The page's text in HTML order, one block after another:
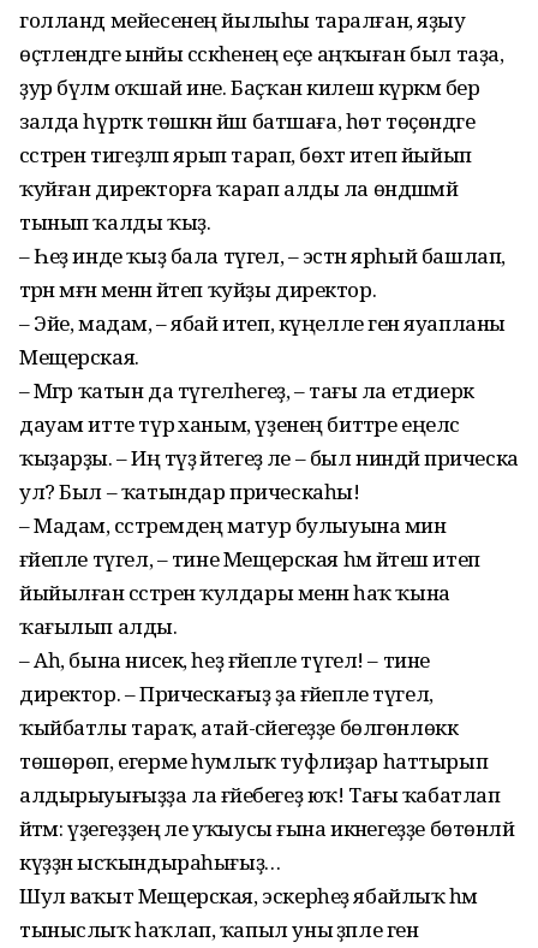
голланд мейесенең йылыһы таралған, яҙыу
өҫтәлендәге ынйы сәскәһенең еҫе аңҡыған был таҙа,
ҙур бүлмә оҡшай ине. Баҫҡан килеш күркәм бер
залда һүрәткә төшкән йәш батшаға, һөт төҫөндәге
сәстәрен тигеҙләп ярып тарап, бөхтә итеп йыйып
ҡуйған директорға ҡарап алды ла өндәшмәй
тынып ҡалды ҡыҙ.
– Һеҙ инде ҡыҙ бала түгел, – эстән ярһый башлап,
тәрән мәғәнә менән әйтеп ҡуйҙы директор.
– Эйе, мадам, – ябай итеп, күңелле генә яуапланы
Мещерская.
– Мәгәр ҡатын да түгелһегеҙ, – тағы ла етдиерәк
дауам итте түрә ханым, үҙенең биттәре еңелсә
ҡыҙарҙы. – Иң тәүҙә әйтегеҙ әле – был ниндәй прическа
ул? Был – ҡатындар прическаһы!
– Мадам, сәстәремдең матур булыуына мин
ғәйепле түгел, – тине Мещерская һәм йәтеш итеп
йыйылған сәстәренә ҡулдары менән һаҡ ҡына
ҡағылып алды.
– Аһ, бына нисек, һеҙ ғәйепле түгел! – тине
директор. – Прическағыҙ ҙа ғәйепле түгел,
ҡыйбатлы тараҡ, атай-әсәйегеҙҙе бөлгөнлөккә
төшөрөп, егерме һумлыҡ туфлиҙар һаттырып
алдырыуығыҙҙа ла ғәйебегеҙ юҡ! Тағы ҡабатлап
әйтәм: үҙегеҙҙең әле уҡыусы ғына икәнегеҙҙе бөтөнләй
күҙҙән ысҡындыраһығыҙ…
Шул ваҡыт Мещерская, эскерһеҙ ябайлыҡ һәм
тыныслыҡ һаҡлап, ҡапыл уны әҙәпле генә